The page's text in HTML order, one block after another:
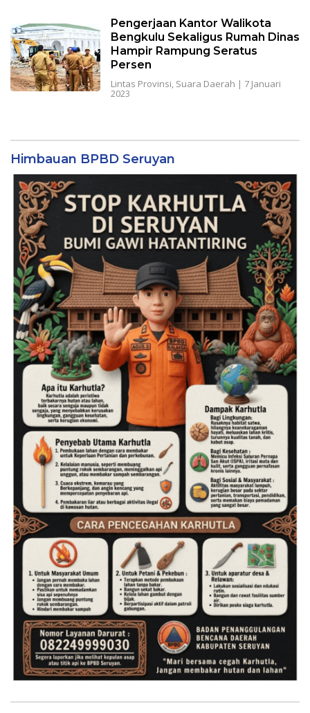
Pengerjaan Kantor Walikota
Bengkulu Sekaligus Rumah Dinas
Hampir Rampung Seratus
Persen
Lintas Provinsi, Suara Daerah | 7 Januari
2023
Himbauan BPBD Seruyan